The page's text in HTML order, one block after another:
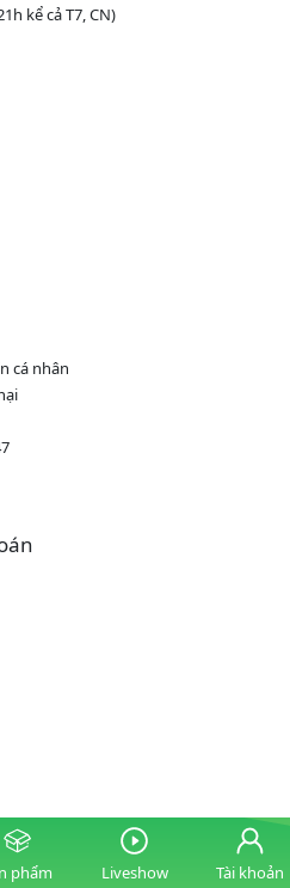
kể cả T7, CN)
cá nhân
phẩm Liveshow Tài khoản